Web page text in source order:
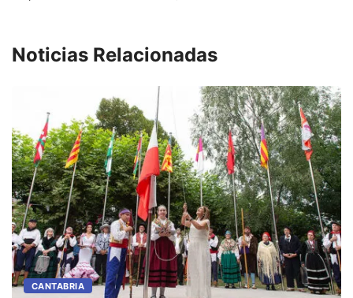
Noticias Relacionadas
CANTABRIA